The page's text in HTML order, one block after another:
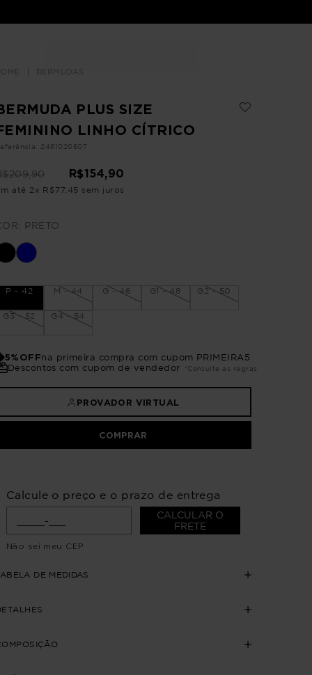
BERMUDAS
PLUS SIZE
LINHO CÍTRICO
: 2461020507
209,90 R$154,90
até 2 x R$77, 45 sem juros
PRETO
P - 42 M - 44 G - 46 G1 - 48 G2 - 50
G3 - 52 G4 - 54
5%OFFna primeira compra com cupom PRIMEIRA5
Descontos com cupom de vendedor
*Consulte as regras
PROVADOR VIRTUAL
COMPRAR
Calcule o preço e o prazo de entrega
CALCULAR O
FRETE
Não sei meu CEP
DE MEDIDAS